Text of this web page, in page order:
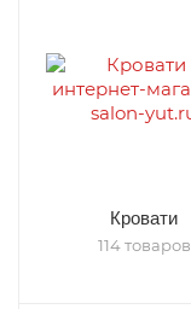
Кровати
114 товаров